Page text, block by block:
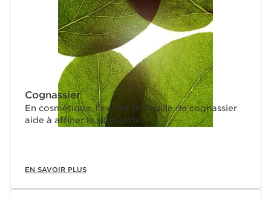
Cognassier
En cosmétique, l’extrait de feuille de cognassier
aide à affiner la silhouette.
EN SAVOIR PLUS